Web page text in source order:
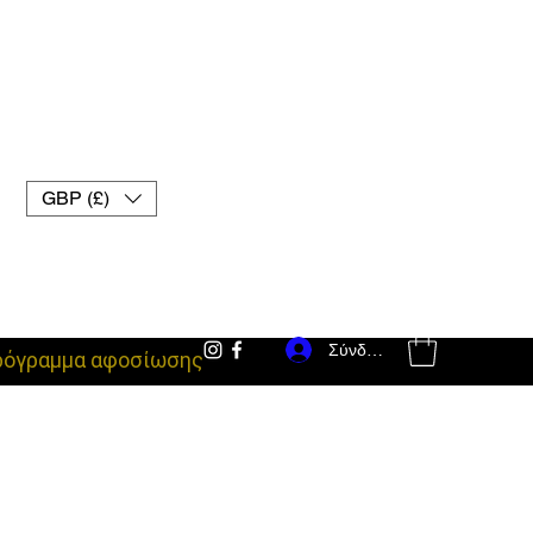
GBP (£)
Σύνδεση
αφοσίωσης εξοπλισμός μάχης uk γάντια muay thai